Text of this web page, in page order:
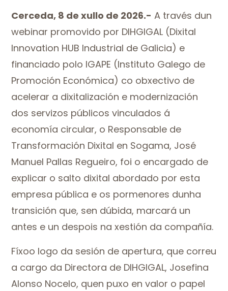
Cerceda, 8 de xullo de 2026.- A través dun
webinar promovido por DIHGIGAL (Dixital
Innovation HUB Industrial de Galicia) e
financiado polo IGAPE (Instituto Galego de
Promoción Económica) co obxectivo de
acelerar a dixitalización e modernización
dos servizos públicos vinculados á
economía circular, o Responsable de
Transformación Dixital en Sogama, José
Manuel Pallas Regueiro, foi o encargado de
explicar o salto dixital abordado por esta
empresa pública e os pormenores dunha
transición que, sen dúbida, marcará un
antes e un despois na xestión da compañía.
Fíxoo logo da sesión de apertura, que correu
a cargo da Directora de DIHGIGAL, Josefina
Alonso Nocelo, quen puxo en valor o papel